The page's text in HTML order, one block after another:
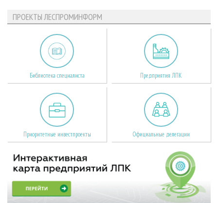
ПРОЕКТЫ ЛЕСПРОМИНФОРМ
Библиотека специалиста Предприятия ЛПК
Приоритетные инвестпроекты Официальные делегации